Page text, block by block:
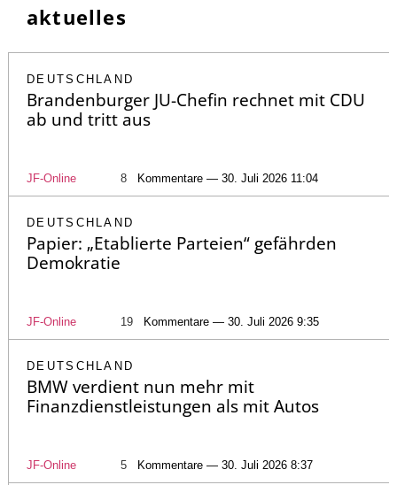
aktuelles
DEUTSCHLAND
Brandenburger JU-Chefin rechnet mit CDU
ab und tritt aus
JF-Online 8 Kommentare — 30. Juli 2026 11:04
DEUTSCHLAND
Papier: „Etablierte Parteien“ gefährden
Demokratie
JF-Online 19 Kommentare — 30. Juli 2026 9:35
DEUTSCHLAND
BMW verdient nun mehr mit
Finanzdienstleistungen als mit Autos
JF-Online 5 Kommentare — 30. Juli 2026 8:37